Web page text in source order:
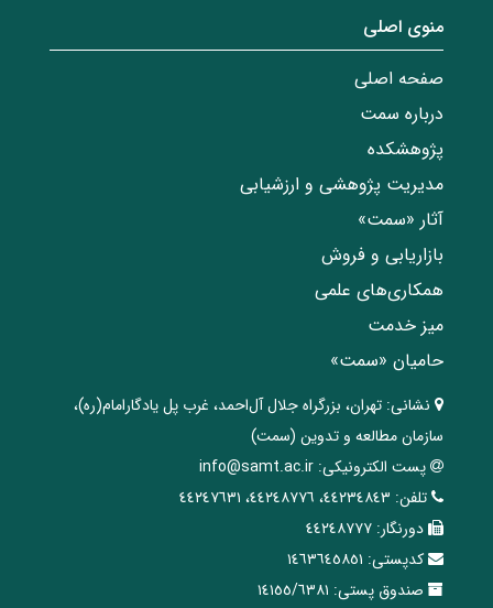
منوی اصلی
صفحه اصلی
درباره سمت
پژوهشکده
مدیریت پژوهشی و ارزشیابی
آثار «سمت»
بازاریابی و فروش
همکاری‌های علمی
میز خدمت
حامیان «سمت»
نشانی: تهران، ‌بزرگراه ‌جلال آل‌احمد، غرب پل يادگار‌امام(ره)‌،
سازمان مطالعه و تدوین‌ (سمت)
پست الکترونیکی: info@samt.ac.ir
تلفن: ٤٤٢٣٤٨٤٣، ٤٤٢٤٨٧٧٦، ٤٤٢٤٧٦٣١
دورنگار: ٤٤٢٤٨٧٧٧
کدپستی: ١٤٦٣٦٤٥٨٥١
صندوق پستی: ١٤١٥٥/٦٣٨١